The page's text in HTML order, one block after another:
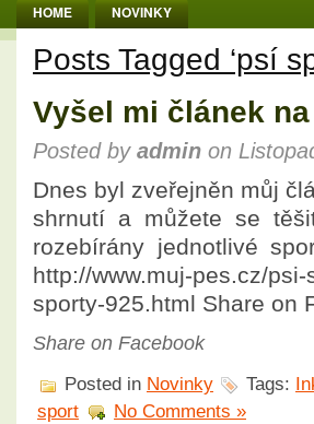
HOME NOVINKY
Posts Tagged ‘psí
Vyšel mi článek
Posted by admin on
Dnes byl zveřejněn můj
shrnutí a můžete se
rozebírány jednotlivé
http://www.muj-pes.cz/
sporty-925.html Share on
Share on Facebook
Posted in Novinky Tags:
sport
No Comments »